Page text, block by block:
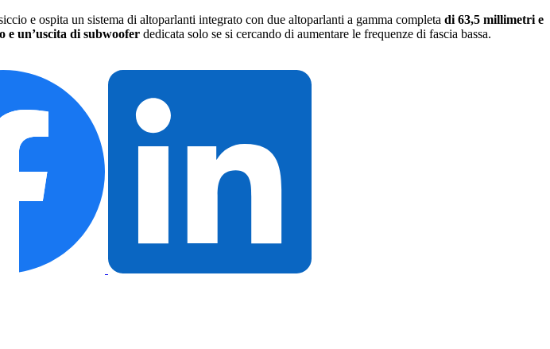
e ospita un sistema di altoparlanti integrato con due altoparlanti a gamma completa di 63,5 millimetri e
e un’uscita di subwoofer dedicata solo se si cercando di aumentare le frequenze di fascia bassa.